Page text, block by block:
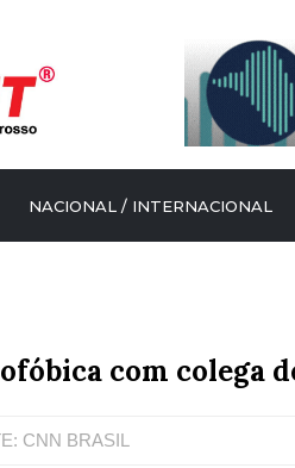
NACIONAL / INTERNACIONAL
com colega
CNN BRASIL